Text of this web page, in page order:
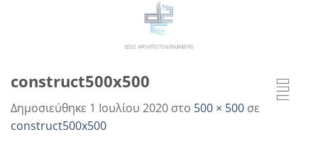
construct500x500
Δημοσιεύθηκε 1 Ιουλίου 2020 στο 500 × 500 σε
construct500x500